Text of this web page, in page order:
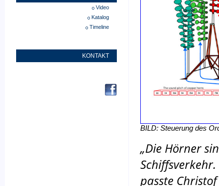
Video
Katalog
Timeline
KONTAKT
BILD: Steuerung des
„Die Hörner
passte